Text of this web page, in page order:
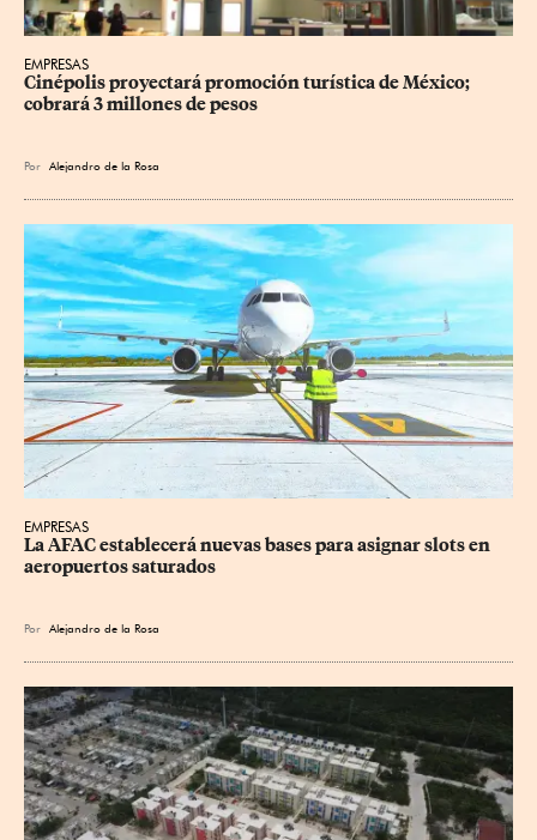
EMPRESAS
Cinépolis proyectará promoción turística de México;
cobrará 3 millones de pesos
Por Alejandro de la Rosa
EMPRESAS
La AFAC establecerá nuevas bases para asignar slots en
aeropuertos saturados
Por Alejandro de la Rosa